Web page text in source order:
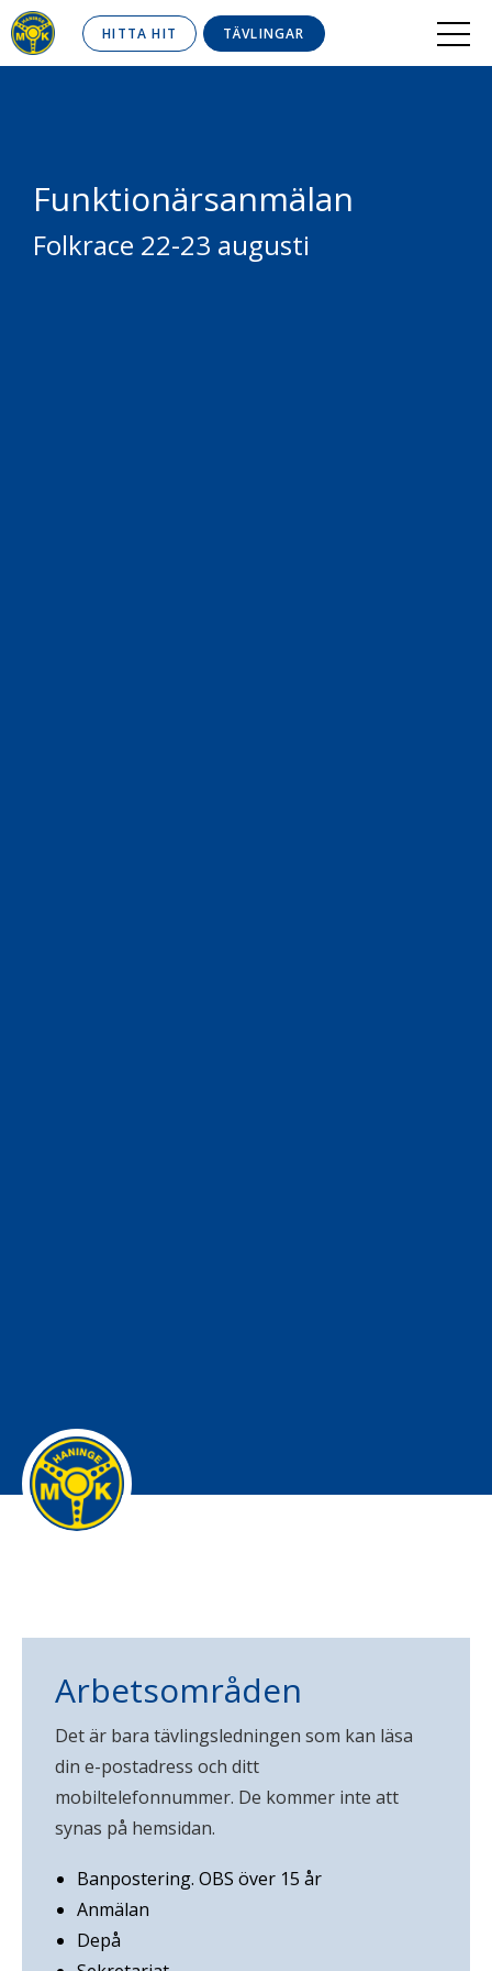
HITTA HIT TÄVLINGAR
Funktionärsanmälan
Folkrace 22-23 augusti
Arbetsområden
Det är bara tävlingsledningen som kan läsa
din e-postadress och ditt
mobiltelefonnummer. De kommer inte att
synas på hemsidan.
Banpostering. OBS över 15 år
Anmälan
Depå